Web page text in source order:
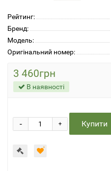
Рейтинг:
Бренд:
Модель:
Оригінальний номер:
3 460грн
В наявності
+
- Купити